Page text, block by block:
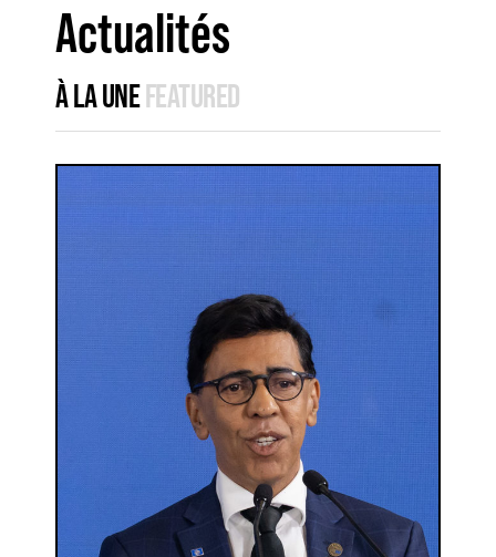
Actualités
À LA UNEFEATURED